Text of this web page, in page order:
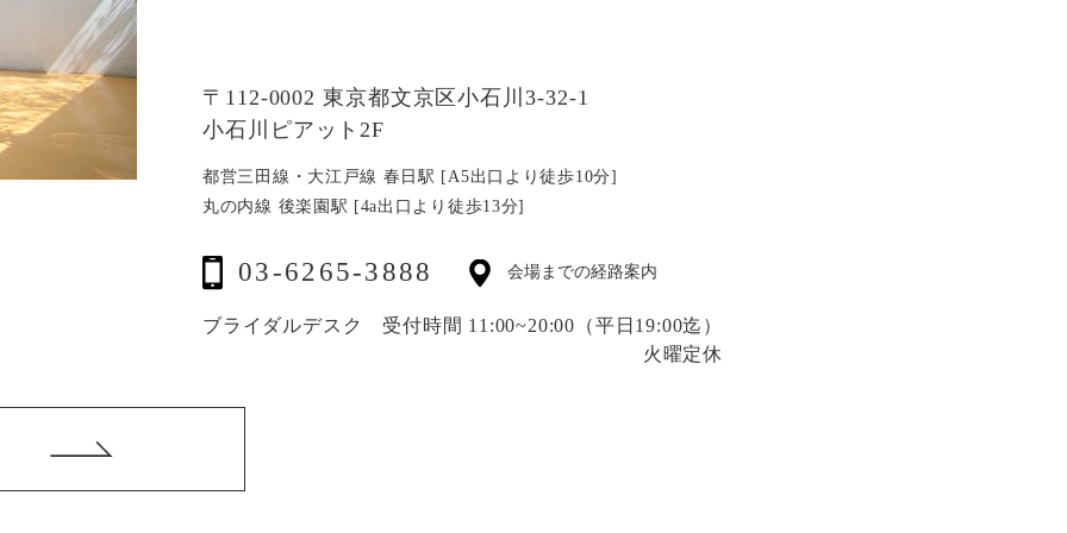
〒112-0002 東京都文京区小石川3-32-1
小石川ピアット2F
都営三田線・大江戸線 春日駅 [A5出口より徒歩10分]
丸の内線 後楽園駅 [4a出口より徒歩13分]
会場までの経路案内
03-6265-3888
ブライダルデスク 受付時間 11:00~20:00 （平日19:00迄）
火曜定休